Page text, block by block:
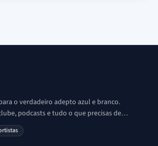
o verdadeiro adepto azul e branco.
podcasts e tudo o que precisas de
Porto. Ser Porto é aqui!